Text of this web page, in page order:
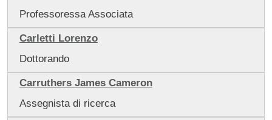
Professoressa Associata
Carletti Lorenzo
Dottorando
Carruthers James Cameron
Assegnista di ricerca